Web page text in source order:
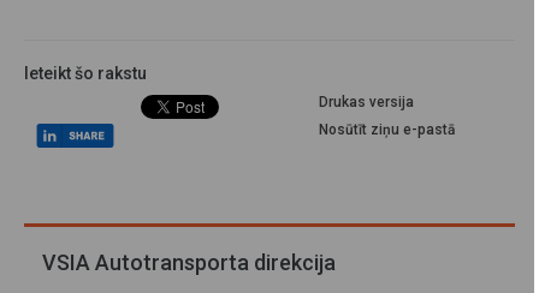
Ieteikt šo rakstu
Drukas versija
Nosūtīt ziņu e-pastā
VSIA Autotransporta direkcija